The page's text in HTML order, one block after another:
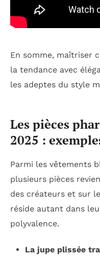
En somme, maîtriser
la tendance avec
les adeptes du style
Les pièces
2025 :
Parmi les vêtements
plusieurs pièces
des créateurs et sur
réside autant dans
polyvalence.
La jupe plissée